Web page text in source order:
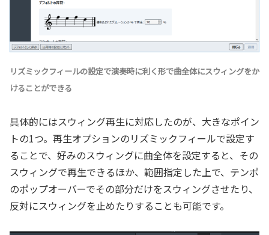
リズミックフィールの設定で演奏時に利く形で曲全体にスウィングをか
けることができる
具体的にはスウィング再生に対応したのが、大きなポイン
トの1つ。再生オプションのリズミックフィールで設定す
ることで、好みのスウィングに曲全体を設定すると、その
スウィングで再生できるほか、範囲指定した上で、テンポ
のポップオーバーでその部分だけをスウィングさせたり、
反対にスウィングを止めたりすることも可能です。